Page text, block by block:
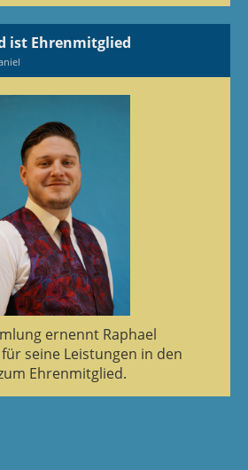
ist Ehrenmitglied
ernennt Raphael
für seine Leistungen in den
Ehrenmitglied.